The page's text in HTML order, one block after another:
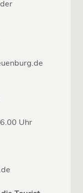
Uhr